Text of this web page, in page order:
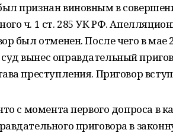
признан виновным в
ч. 1 ст. 285 УК РФ.
был отменен. После чего в мае
вынес оправдательный
преступления. Приговор
с момента первого допроса в
приговора в